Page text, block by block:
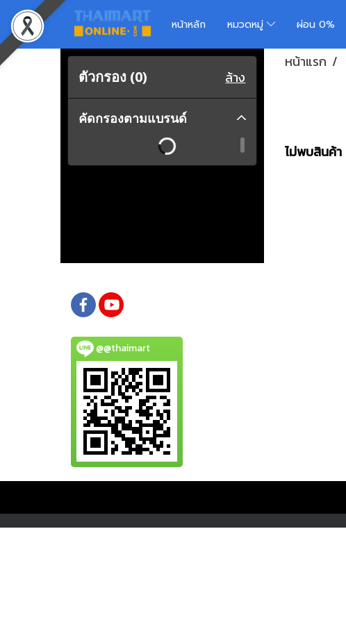
หน้าหลัก หมวดหมู่ ผ่อน 0%
หน้าแรก
ไม่พบสินค้า
ตัวกรอง (0) ล้าง
คัดกรองตามแบรนด์
@@thaimart